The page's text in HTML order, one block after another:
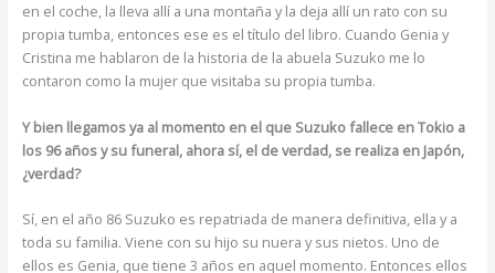
en el coche, la lleva allí a una montaña y la deja allí un rato con su
propia tumba, entonces ese es el título del libro. Cuando Genia y
Cristina me hablaron de la historia de la abuela Suzuko me lo
contaron como la mujer que visitaba su propia tumba.
Y bien llegamos ya al momento en el que Suzuko fallece en Tokio a
los 96 años y su funeral, ahora sí, el de verdad, se realiza en Japón,
¿verdad?
Sí, en el año 86 Suzuko es repatriada de manera definitiva, ella y a
toda su familia. Viene con su hijo su nuera y sus nietos. Uno de
ellos es Genia, que tiene 3 años en aquel momento. Entonces ellos